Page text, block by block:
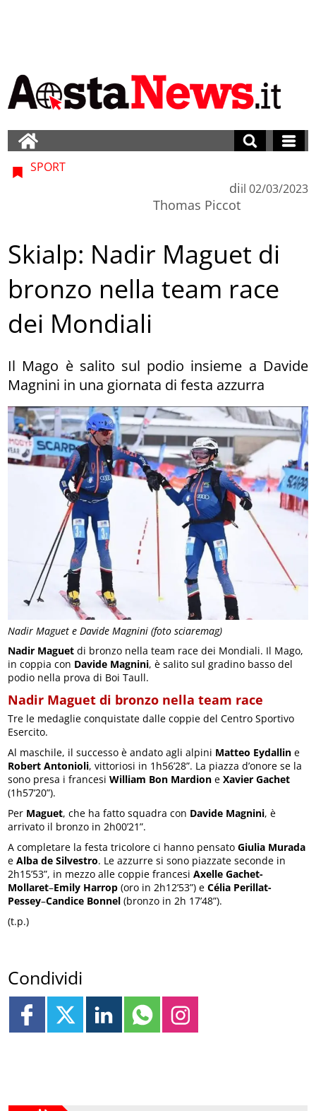
Nadir Maguet e Davide Magnini (foto sciaremag)
SPORT
di
Thomas Piccot
il 02/03/2023
Skialp: Nadir Maguet di
bronzo nella team race
dei Mondiali
Il Mago è salito sul podio insieme a Davide
Magnini in una giornata di festa azzurra
Nadir Maguet di bronzo nella team race dei Mondiali. Il Mago,
in coppia con Davide Magnini, è salito sul gradino basso del
podio nella prova di Boi Taull.
Nadir Maguet di bronzo nella team race
Tre le medaglie conquistate dalle coppie del Centro Sportivo
Esercito.
Al maschile, il successo è andato agli alpini Matteo Eydallin e
Robert Antonioli, vittoriosi in 1h56’28”. La piazza d’onore se la
sono presa i francesiWilliam Bon Mardion eXavier Gachet
(1h57’20”).
Per Maguet, che ha fatto squadra con Davide Magnini, è
arrivato il bronzo in 2h00’21”.
A completare la festa tricolore ci hanno pensatoGiulia Murada
eAlba de Silvestro. Le azzurre si sono piazzate seconde in
2h15’53”, in mezzo alle coppie francesiAxelle Gachet-
Mollaret–Emily Harrop (oro in 2h12’53”) eCélia Perillat-
Pessey–Candice Bonnel (bronzo in 2h 17’48”).
(t.p.)
Condividi